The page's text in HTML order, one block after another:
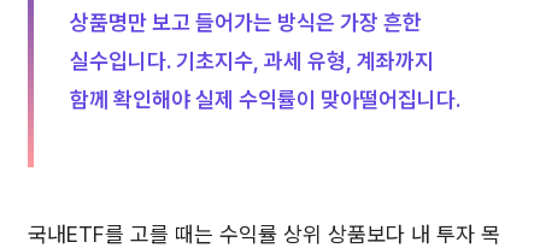
상품명만 보고 들어가는 방식은 가장 흔한
실수입니다. 기초지수, 과세 유형, 계좌까지
함께 확인해야 실제 수익률이 맞아떨어집니다.
국내ETF를 고를 때는 수익률 상위 상품보다 내 투자 목